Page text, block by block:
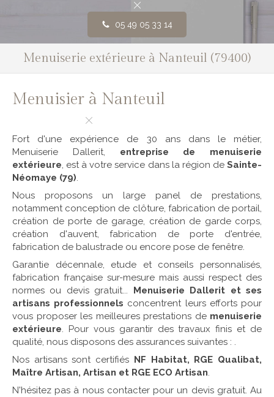
05 49 05 33 14
Menuiserie extérieure à Nanteuil (79400)
Menuisier à Nanteuil
Fort d'une expérience de 30 ans dans le métier,
Menuiserie Dallerit, entreprise de menuiserie
extérieure, est à votre service dans la région de Sainte-
Néomaye (79).
Nous proposons un large panel de prestations,
notamment conception de clôture, fabrication de portail,
création de porte de garage, création de garde corps,
création d'auvent, fabrication de porte d'entrée,
fabrication de balustrade ou encore pose de fenêtre.
Garantie décennale, etude et conseils personnalisés,
fabrication française sur-mesure mais aussi respect des
normes ou devis gratuit... Menuiserie Dallerit et ses
artisans professionnels concentrent leurs efforts pour
vous proposer les meilleures prestations de menuiserie
extérieure. Pour vous garantir des travaux finis et de
qualité, nous disposons des assurances suivantes : .
Nos artisans sont certifiés NF Habitat, RGE Qualibat,
Maître Artisan, Artisan et RGE ECO Artisan.
N'hésitez pas à nous contacter pour un devis gratuit. Au